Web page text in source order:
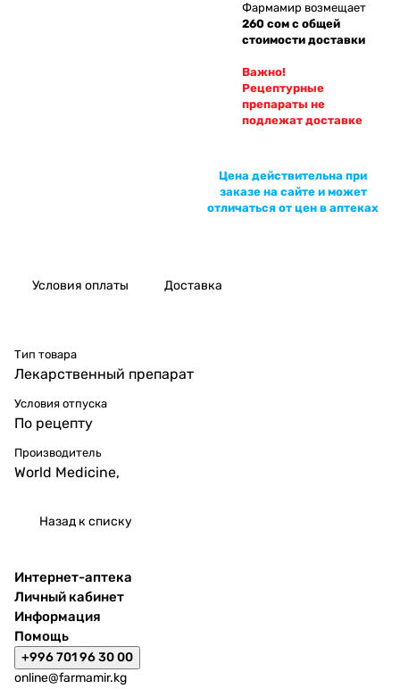
Фармамир возмещает
260 сом с общей
стоимости доставки
Важно!
Рецептурные
препараты не
подлежат доставке
Цена действительна при
заказе на сайте и может
отличаться от цен в аптеках
Условия оплаты Доставка
Тип товара
Лекарственный препарат
Условия отпуска
По рецепту
Производитель
World Medicine,
Назад к списку
Интернет-аптека
Личный кабинет
Информация
Помощь
+996 701 96 30 00
online@farmamir.kg